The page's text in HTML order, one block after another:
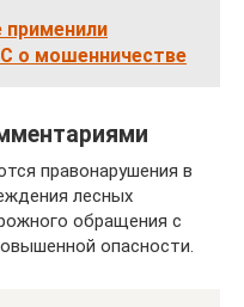
применили
о мошенничестве
правонарушения в
лесных
обращения с
опасности.